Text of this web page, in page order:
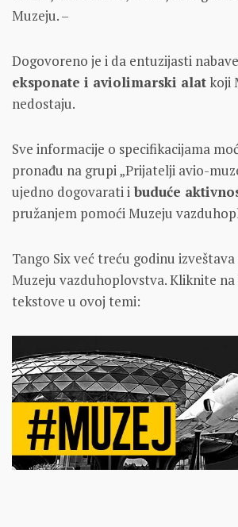
Muzeju. –
Dogovoreno je i da entuzijasti nabave
eksponate i aviolimarski alatkoji
nedostaju.
Sve informacije o specifikacijama
pronađu na grupi „Prijatelji avio-
ujedno dogovarati i buduće
pružanjem pomoći Muzeju
Tango Six već treću godinu
Muzeju vazduhoplovstva. Kliknite na
tekstove u ovoj temi: